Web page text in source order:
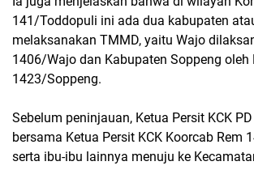
141/Toddopuli ini ada dua kabupaten
melaksanakan TMMD, yaitu Wajo
1406/Wajo dan Kabupaten Soppeng oleh
1423/Soppeng.
Sebelum peninjauan, Ketua Persit KCK
bersama Ketua Persit KCK Koorcab Rem
serta ibu-ibu lainnya menuju ke